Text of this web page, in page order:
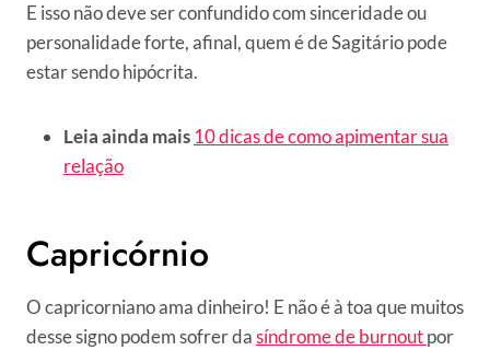
E isso não deve ser confundido com sinceridade ou
personalidade forte, afinal, quem é de Sagitário pode
estar sendo hipócrita.
Leia ainda mais 10 dicas de como apimentar sua
relação
Capricórnio
O capricorniano ama dinheiro! E não é à toa que muitos
desse signo podem sofrer dasíndrome de burnoutpor